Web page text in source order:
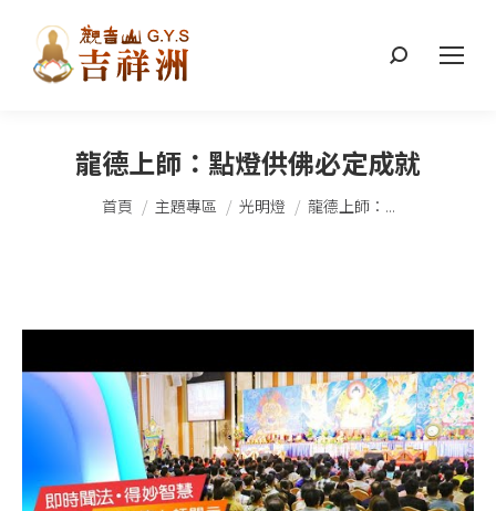
搜
龍德上師：點燈供佛必定成就
您在這裡：
首頁 主題專區 光明燈 龍德上師：...